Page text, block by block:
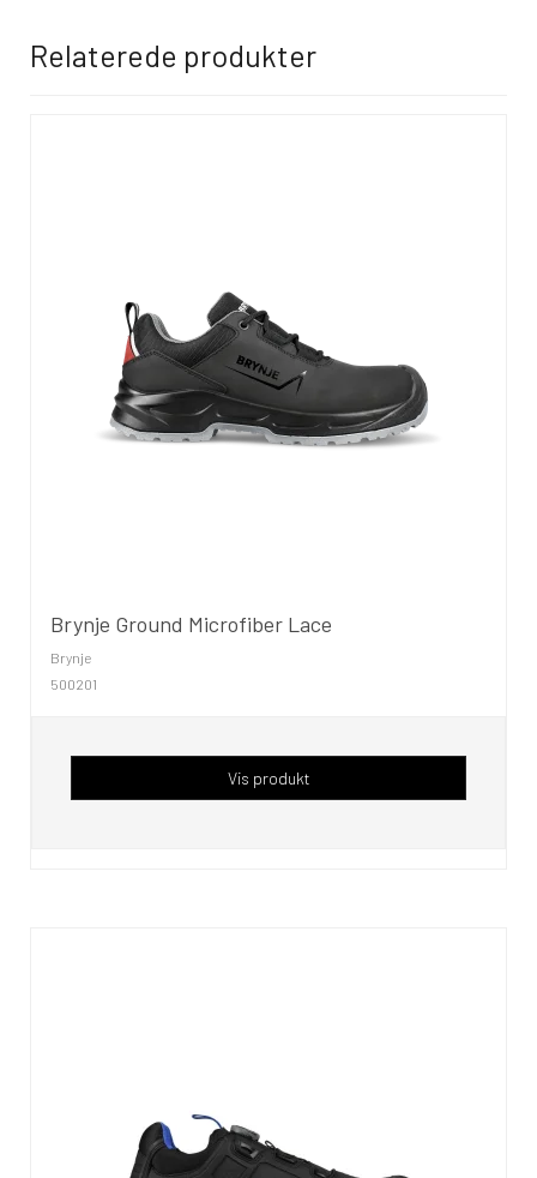
Relaterede produkter
Brynje Ground Microfiber Lace
Brynje
500201
Vis produkt